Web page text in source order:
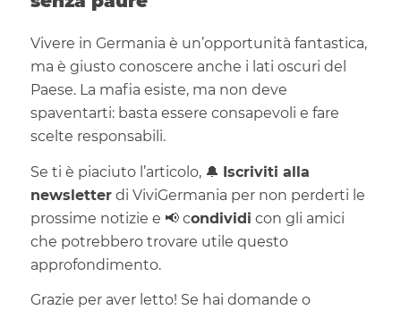
Vivere in Germania è un’opportunità fantastica,
ma è giusto conoscere anche i lati oscuri del
Paese. La mafia esiste, ma non deve
spaventarti: basta essere consapevoli e fare
scelte responsabili.
Se ti è piaciuto l’articolo, 🔔 Iscriviti alla
newsletterdi ViviGermania per non perderti le
prossime notizie e 📢 condividi con gli amici
che potrebbero trovare utile questo
approfondimento.
Grazie per aver letto! Se hai domande o